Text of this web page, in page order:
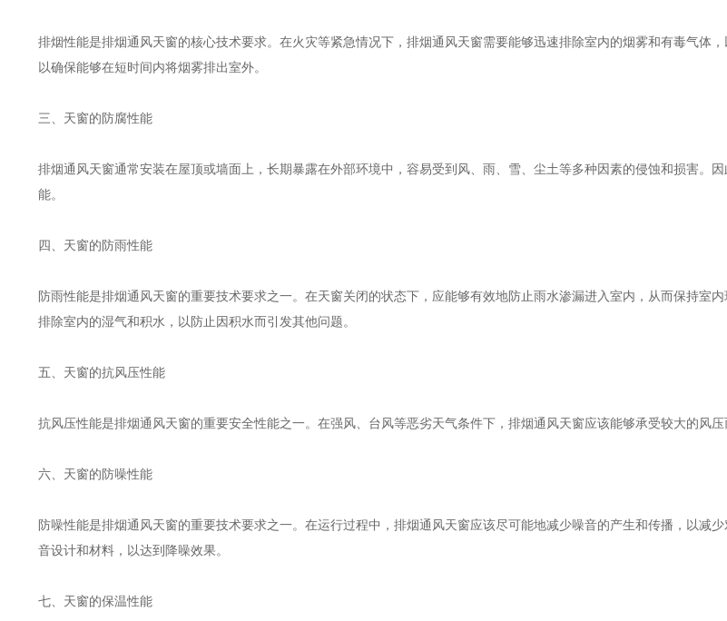
排烟性能是排烟通风天窗的核心技术要求。在火灾等紧急情况下，排烟通风天窗需要能够迅速排除室内的烟雾和有毒气体
以确保能够在短时间内将烟雾排出室外。
三、天窗的防腐性能
排烟通风天窗通常安装在屋顶或墙面上，长期暴露在外部环境中，容易受到风、雨、雪、尘土等多种因素的侵蚀和损害。
能。
四、天窗的防雨性能
防雨性能是排烟通风天窗的重要技术要求之一。在天窗关闭的状态下，应能够有效地防止雨水渗漏进入室内，从而保持室
排除室内的湿气和积水，以防止因积水而引发其他问题。
五、天窗的抗风压性能
抗风压性能是排烟通风天窗的重要安全性能之一。在强风、台风等恶劣天气条件下，排烟通风天窗应该能够承受较大的风
六、天窗的防噪性能
防噪性能是排烟通风天窗的重要技术要求之一。在运行过程中，排烟通风天窗应该尽可能地减少噪音的产生和传播，以减
音设计和材料，以达到降噪效果。
七、天窗的保温性能